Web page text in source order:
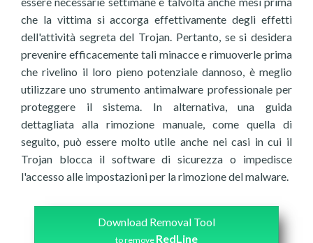
che la vittima si accorga effettivamente degli effetti
dell'attività segreta del Trojan. Pertanto, se si desidera
prevenire efficacemente tali minacce e rimuoverle prima
che rivelino il loro pieno potenziale dannoso, è meglio
utilizzare uno strumento antimalware professionale per
proteggere il sistema. In alternativa, una guida
dettagliata alla rimozione manuale, come quella di
seguito, può essere molto utile anche nei casi in cui il
Trojan blocca il software di sicurezza o impedisce
l'accesso alle impostazioni per la rimozione del malware.
Download Removal Tool
to remove RedLine